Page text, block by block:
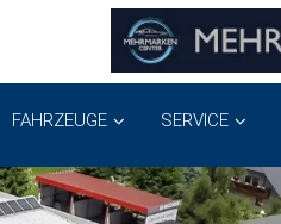
FAHRZEUGE SERVICE